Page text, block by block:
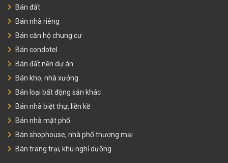
Bán đất
Bán nhà riêng
Bán căn hộ chung cư
Bán condotel
Bán đất nền dự án
Bán kho, nhà xưởng
Bán loại bất động sản khác
Bán nhà biệt thự, liền kề
Bán nhà mặt phố
Bán shophouse, nhà phố thương mại
Bán trang trại, khu nghỉ dưỡng